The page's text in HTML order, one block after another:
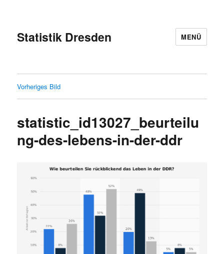
Statistik Dresden MENÜ
Vorheriges Bild
statistic_id13027_beurteilu
ng-des-lebens-in-der-ddr